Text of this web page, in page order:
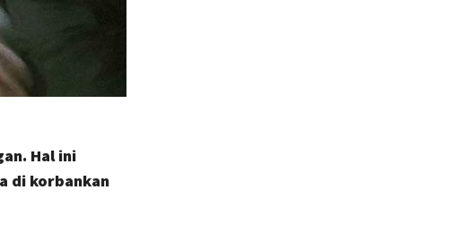
Hal ini
di korbankan